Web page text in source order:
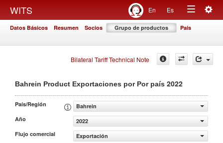
WITS En Es
Toggle
Datos Básicos Resumen Socios Grupo de productos País
Bilateral Tariff Technical Note
Bahrein Product Exportaciones por Por país 2022
País/Región
Bahrein
Año
2022
Flujo comercial
Exportación